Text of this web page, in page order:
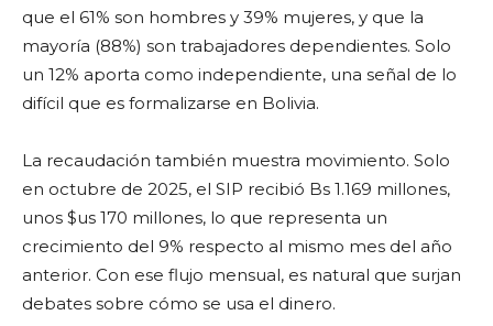
que el 61% son hombres y 39% mujeres, y que la
mayoría (88%) son trabajadores dependientes. Solo
un 12% aporta como independiente, una señal de lo
difícil que es formalizarse en Bolivia.
La recaudación también muestra movimiento. Solo
en octubre de 2025, el SIP recibió Bs 1.169 millones,
unos $us 170 millones, lo que representa un
crecimiento del 9% respecto al mismo mes del año
anterior. Con ese flujo mensual, es natural que surjan
debates sobre cómo se usa el dinero.